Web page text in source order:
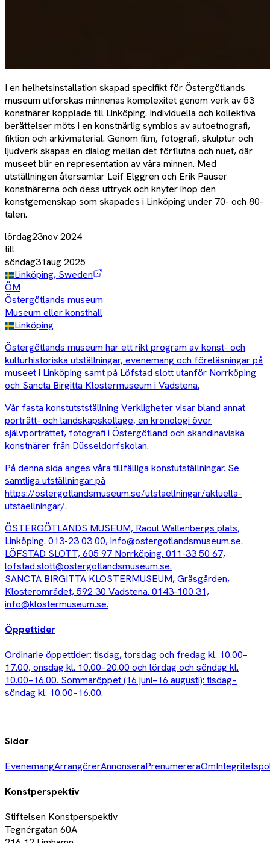
I en helhetsinstallation skapad specifikt för Östergötlands
museum utforskas minnenas komplexitet genom verk av 53
konstnärer kopplade till Linköping. Individuella och kollektiva
berättelser möts i en konstnärlig symbios av autoetnografi,
fiktion och arkivmaterial. Genom film, fotografi, skulptur och
ljudverk skapas en dialog mellan det förflutna och nuet, där
museet blir en representation av våra minnen. Med
utställningen återsamlar Leif Elggren och Erik Pauser
konstnärerna och dess uttryck och knyter ihop den
konstgemenskap som skapades i Linköping under 70- och 80-
talen.
lördag23nov2024
till
söndag31aug2025
Linköping, Sweden
ÖM
Östergötlands museum
Museum eller konsthall
Linköping
Östergötlands museum har ett rikt program av konst- och
kulturhistoriska utställningar, evenemang och föreläsningar på
museet i Linköping samt på Löfstad slott utanför Norrköping
och Sancta Birgitta Klostermuseum i Vadstena.
Vår fasta konstutstställning Verkligheter visar bland annat
porträtt- och landskapskollage, en kronologi över
självporträttet, fotografi i Östergötland och skandinaviska
konstnärer från Düsseldorfskolan.
På denna sida anges våra tillfälliga konstutställningar. Se
samtliga utställningar på
https://ostergotlandsmuseum.se/utstaellningar/aktuella-
utstaellningar/.
ÖSTERGÖTLANDS MUSEUM, Raoul Wallenbergs plats,
Linköping. 013-23 03 00, info@ostergotlandsmuseum.se.
LÖFSTAD SLOTT, 605 97 Norrköping. 011-33 50 67,
lofstad.slott@ostergotlandsmuseum.se.
SANCTA BIRGITTA KLOSTERMUSEUM, Gräsgården,
Klosterområdet, 592 30 Vadstena. 0143-100 31,
info@klostermuseum.se.
Öppettider
Ordinarie öppettider: tisdag, torsdag och fredag kl. 10.00–
17.00, onsdag kl. 10.00–20.00 och lördag och söndag kl.
10.00–16.00. Sommaröppet (16 juni–16 augusti): tisdag–
söndag kl. 10.00–16.00.
Sidor
EvenemangArrangörerAnnonseraPrenumereraOm
Konstperspektiv
Stiftelsen Konstperspektiv
Tegnérgatan 60A